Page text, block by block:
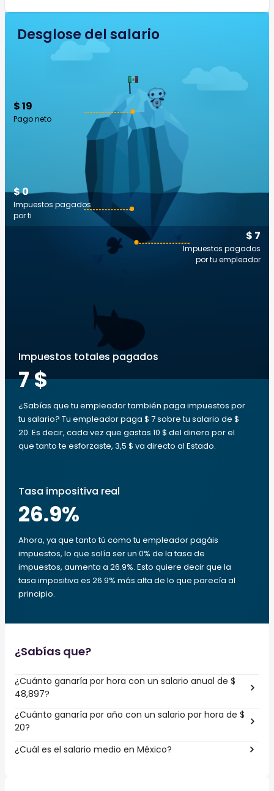
Desglose del salario
$ 19
Pago neto
$ 7
Impuestos pagados
por tu empleador
$ 0
Impuestos pagados
por ti
Impuestos totales pagados
7 $
¿Sabías que tu empleador también paga impuestos por
tu salario? Tu empleador paga $ 7 sobre tu salario de $
20. Es decir, cada vez que gastas 10 $ del dinero por el
que tanto te esforzaste, 3,5 $ va directo al Estado.
Tasa impositiva real
26.9%
Ahora, ya que tanto tú como tu empleador pagáis
impuestos, lo que solía ser un 0% de la tasa de
impuestos, aumenta a 26.9%. Esto quiere decir que la
tasa impositiva es 26.9% más alta de lo que parecía al
principio.
¿Sabías que?
¿Cuánto ganaría por hora con un salario anual de $
48,897?
¿Cuánto ganaría por año con un salario por hora de $
20?
¿Cuál es el salario medio en México?